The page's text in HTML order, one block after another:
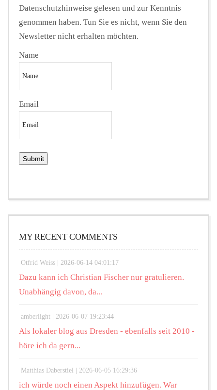
Datenschutzhinweise gelesen und zur Kenntnis
genommen haben. Tun Sie es nicht, wenn Sie den
Newsletter nicht erhalten möchten.
Name
Email
MY RECENT COMMENTS
Otfrid Weiss | 2026-06-14 04:01:17
Dazu kann ich Christian Fischer nur gratulieren.
Unabhängig davon, da...
amberlight | 2026-06-07 19:23:44
Als lokaler blog aus Dresden - ebenfalls seit 2010 -
höre ich da gern...
Matthias Daberstiel | 2026-06-05 16:29:36
ich würde noch einen Aspekt hinzufügen. War